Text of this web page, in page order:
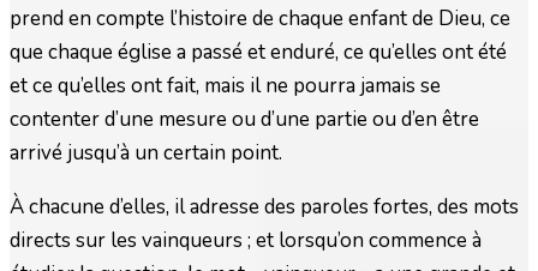
prend en compte l’histoire de chaque enfant de Dieu, ce
que chaque église a passé et enduré, ce qu’elles ont été
et ce qu’elles ont fait, mais il ne pourra jamais se
contenter d’une mesure ou d’une partie ou d’en être
arrivé jusqu’à un certain point.
À chacune d’elles, il adresse des paroles fortes, des mots
directs sur les vainqueurs ; et lorsqu’on commence à